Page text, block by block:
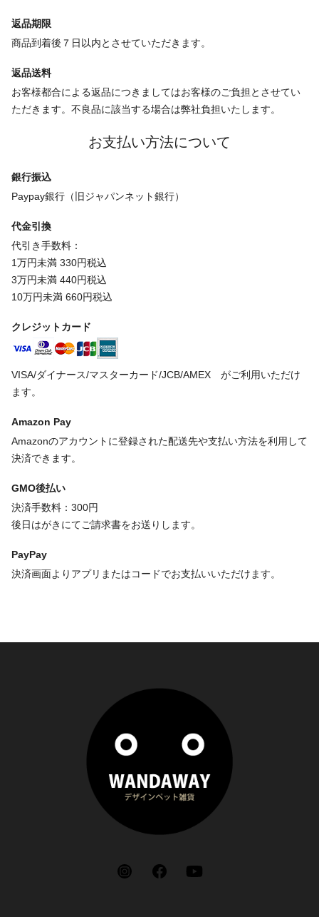
返品期限
商品到着後７日以内とさせていただきます。
返品送料
お客様都合による返品につきましてはお客様のご負担とさせてい
ただきます。不良品に該当する場合は弊社負担いたします。
お支払い方法について
銀行振込
Paypay銀行（旧ジャパンネット銀行）
代金引換
代引き手数料：
1万円未満 330円税込
3万円未満 440円税込
10万円未満 660円税込
クレジットカード
VISA/ダイナース/マスターカード/JCB/AMEX がご利用いただけ
ます。
Amazon Pay
Amazonのアカウントに登録された配送先や支払い方法を利用して
決済できます。
GMO後払い
決済手数料：300円
後日はがきにてご請求書をお送りします。
PayPay
決済画面よりアプリまたはコードでお支払いいただけます。